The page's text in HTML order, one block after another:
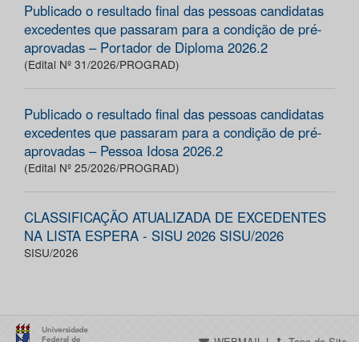
Publicado o resultado final das pessoas candidatas
excedentes que passaram para a condição de pré-
aprovadas – Portador de Diploma 2026.2
(Edital Nº 31/2026/PROGRAD)
Publicado o resultado final das pessoas candidatas
excedentes que passaram para a condição de pré-
aprovadas – Pessoa Idosa 2026.2
(Edital Nº 25/2026/PROGRAD)
CLASSIFICAÇÃO ATUALIZADA DE EXCEDENTES
NA LISTA ESPERA - SISU 2026 SISU/2026
SISU/2026